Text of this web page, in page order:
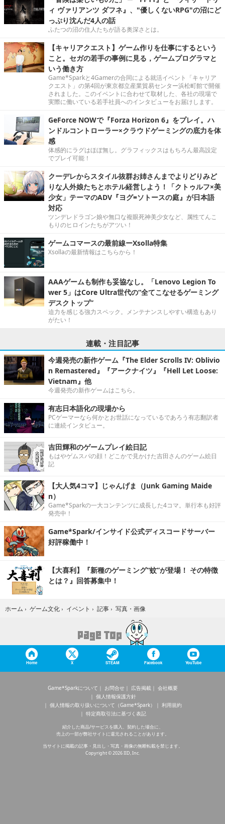
ィ ヴァリアンツ ダフネ』、"優しくないRPG"の沼にど
っぷり沈んだ4人の話
ふたつの沼の住人たちが語る奥深さとは。
【キャリアクエスト】ゲーム作りを仕事にするという
こと。セガの若手の事例に見る，ゲームプログラマと
いう働き方
Game*Sparkと4Gamerの合同による就活イベント「キャリア
クエスト」の第4回が東京都立産業貿易センター浜松町館で開催
されました。このイベントに合わせて取材した、各社の現場で
実際に働いている若手社員へのインタビューをお届けします。
GeForce NOWで『Forza Horizon 6』をプレイ。ハ
ンドルコントローラー×クラウドゲーミングの底力を体
感
体感的にラグはほぼ無し。グラフィックスはもちろん最高設定
でプレイ可能！
クーデレからスタイル抜群お姉さんまでよりどりみど
りな人外娘たちとホテル経営しよう！「クトゥルフ×美
少女」テーマのADV『ヨグ=ソトースの庭』が日本語
対応
ツンデレドラゴン娘や無口な複眼死神美少女など、属性てんこ
もりのヒロインたちがアツい！
ゲームコマースの最前線ーXsolla特集
Xsollaの最新情報はこちらから！
AAAゲームも制作も妥協なし。「Lenovo Legion To
wer 5」はCore Ultra世代の“全てこなせるゲーミング
デスクトップ”
迫力を感じる強力スペック。メンテナンスしやすい構造もあり
がたい！
連載・注目記事
今週発売の新作ゲーム『The Elder Scrolls IV: Oblivio
n Remastered』『アークナイツ』『Hell Let Loose:
Vietnam』他
今週発売の新作ゲームはこちら。
有志日本語化の現場から
PCゲーマーなら何かとお世話になっているであろう有志翻訳者
に連続インタビュー。
吉田輝和のゲームプレイ絵日記
もはやゲムスパの顔！どこかで見かけた吉田さんのゲーム絵日
記
【大人気4コマ】じゃんげま（Junk Gaming Maide
n）
Game*Sparkの一大コンテンツに成長した4コマ。単行本も好評
発売中！
Game*Spark/インサイド公式ディスコードサーバー
好評稼働中！
【大喜利】『新種のゲーミング“蚊”が登場！ その特徴
とは？』回答募集中！
ホーム › ゲーム文化 › イベント › 記事 › 写真・画像
Home X STEAM Facebook YouTube
Game*Sparkについて お問合せ 広告掲載
会社概要
個人情報保護方針
個人情報の取り扱いについて（Game*Spark）
利用規約
特定商取引法に基づく表記
紹介した商品/サービスを購入、契約した場合に、
売上の一部が弊社サイトに還元されることがあります。
当サイトに掲載の記事・見出し・写真・画像の無断転載を禁じます。
Copyright © 2026 IID, Inc.